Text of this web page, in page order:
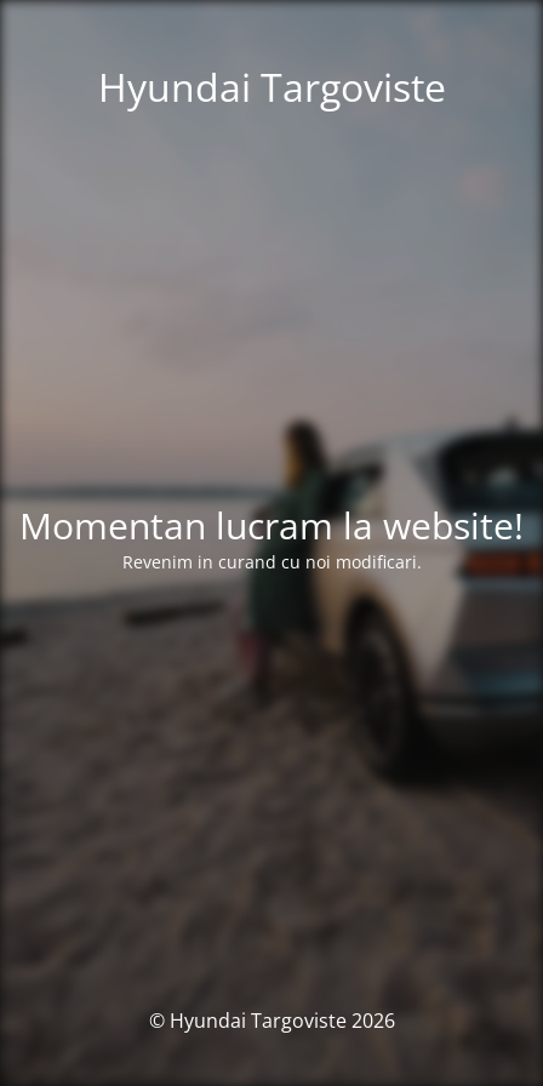
Hyundai Targoviste
Momentan lucram la website!
Revenim in curand cu noi modificari.
© Hyundai Targoviste 2026